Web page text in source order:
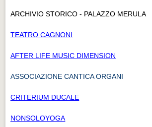
ARCHIVIO STORICO - PALAZZO MERULA
TEATRO CAGNONI
AFTER LIFE MUSIC DIMENSION
ASSOCIAZIONE CANTICA ORGANI
CRITERIUM DUCALE
NONSOLOYOGA